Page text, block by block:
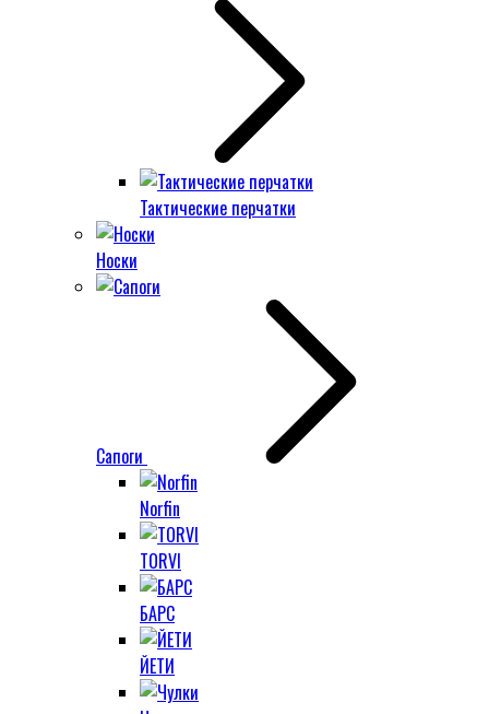
Тактические перчатки
Носки
Сапоги
Norfin
TORVI
БАРС
ЙЕТИ